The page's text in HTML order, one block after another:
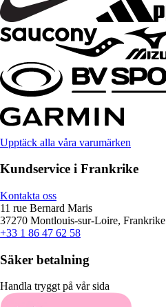
Upptäck alla våra varumärken
Kundservice i Frankrike
Kontakta oss
11 rue Bernard Maris
37270 Montlouis-sur-Loire, Frankrike
+33 1 86 47 62 58
Säker betalning
Handla tryggt på vår sida